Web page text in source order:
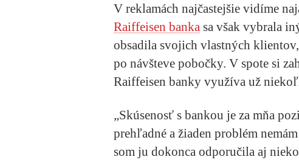
V reklamách najčastejšie vidíme
Raiffeisen banka sa však vybrala
obsadila svojich vlastných
po návšteve pobočky. V spote si
Raiffeisen banky využíva už
„Skúsenosť s bankou je za mňa
prehľadné a žiaden problém
som ju dokonca odporučila aj